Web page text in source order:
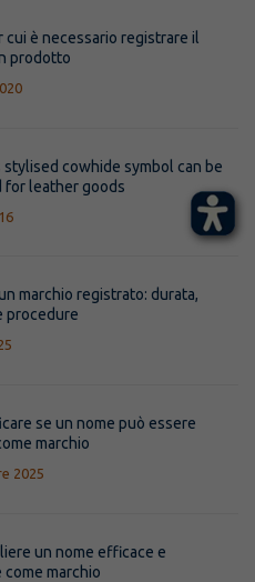
cui è necessario registrare il
prodotto
cowhide symbol can be
for leather goods
marchio registrato: durata,
procedure
se un nome può essere
marchio
2025
un nome efficace e
marchio